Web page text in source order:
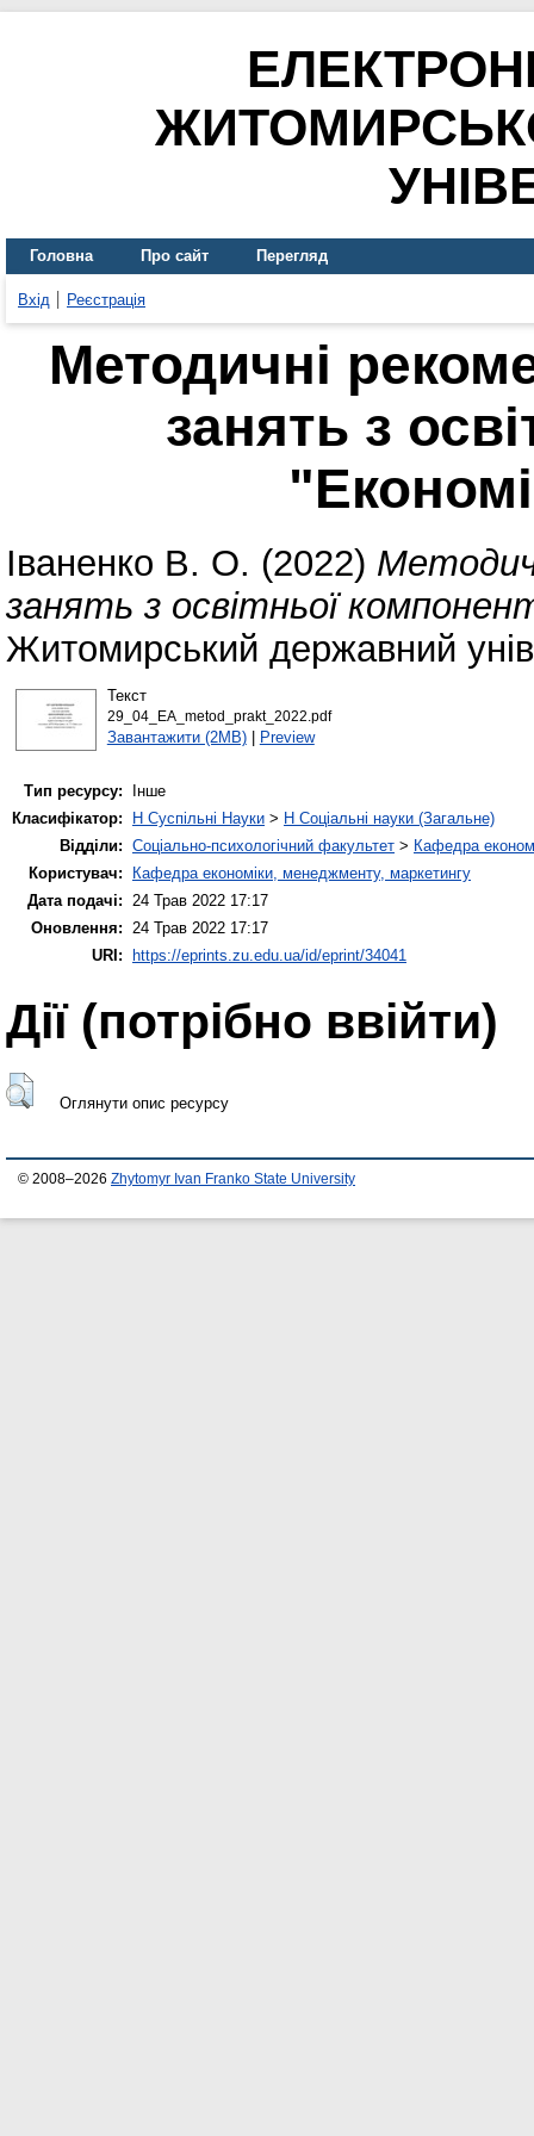
Головна Про сайт Перегляд
Вхід Реєстрація
Методичні
занять з
Іваненко В. О. (2022)
занять з освітньої
Житомирський державний
Текст
29_04_ЕА_metod_prakt_2022.pdf
Завантажити (2MB)| Preview
Тип ресурсу:
Інше
Класифікатор:
H Суспільні Науки > H Соціальні науки (Загальне)
Відділи: Соціально-психологічний факультет > Кафедра
Користувач:
Кафедра економіки, менеджменту, маркетингу
Дата подачі: 24 Трав 2022 17:17
Оновлення: 24 Трав 2022 17:17
URI:
https://eprints.zu.edu.ua/id/eprint/34041
Дії ​​(потрібно ввійти)
Оглянути опис ресурсу
© 2008–2026 Zhytomyr Ivan Franko State University